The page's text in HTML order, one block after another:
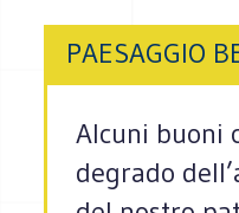
PAESAGGIO
Alcuni buoni
degrado